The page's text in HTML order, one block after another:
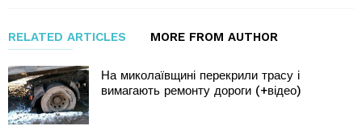
RELATED ARTICLES MORE FROM AUTHOR
На миколаївщині перекрили трасу і
вимагають ремонту дороги (+відео)